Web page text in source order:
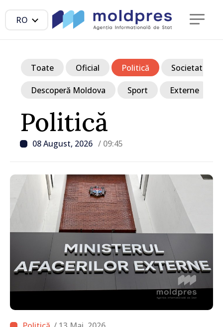
RO
Politică
08 August, 2026 / 09:45
Toate Oficial Politică Societate
Descoperă Moldova Sport Externe